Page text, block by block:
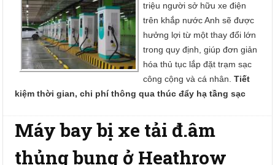
triệu người sở hữu xe điện
trên khắp nước Anh sẽ được
hưởng lợi từ một thay đổi lớn
trong quy định, giúp đơn giản
hóa thủ tục lắp đặt trạm sạc
công cộng và cá nhân.Tiết
kiệm thời gian, chi phí thông qua thúc đẩy hạ tầng sạc
Máy bay bị xe tải đ.âm
thủng bụng ở Heathrow